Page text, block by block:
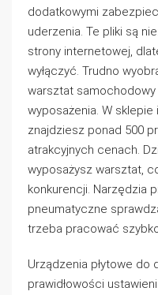
dodatkowymi
uderzenia. Te pliki są
strony internetowej,
wyłączyć. Trudno
warsztat
wyposażenia. W sklepie
znajdziesz ponad 500
atrakcyjnych cenach.
wyposażysz warsztat,
konkurencji. Narzędzia
pneumatyczne
trzeba pracować
Urządzenia płytowe do
prawidłowości